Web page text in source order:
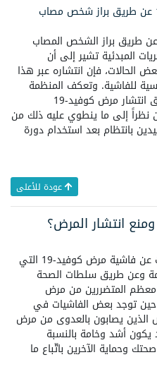
هل يمكن أن أصاب بمرض كوفيد-19 عن طريق براز شخص مصاب
تبدو مخاطر انتقال مرض كوفيد-19 عن طريق براز الشخص المصاب
المبدئية تشير إلى أن
الحالات، فإن انتشاره عبر هذا
للفاشية. وتعكف المنظمة
على تقييم البحوث الجارية بشأن طرق انتشار مرض كوفيد-19
نظراً إلى ما ينطوي عليه ذلك من
بانتظام بعد استخدام دورة
عودة للأعلى
انتشار المرض؟
اطلع باستمرار على أحدث المعلومات عن فاشية مرض كوفيد-19 التي
وعن طريق سلطات الصحة
معظم المتضررين من مرض
في حين توجد بعض الفاشيات في
الذين يصابون بالعدوى من مرض
أشد وخامة بالنسبة
وحماية الآخرين باتّباع ما